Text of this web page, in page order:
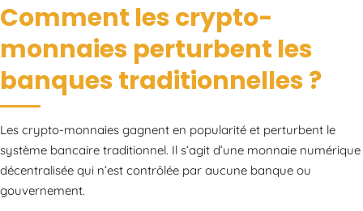
Comment les crypto-
monnaies perturbent les
banques traditionnelles ?
Les crypto-monnaies gagnent en popularité et perturbent le
système bancaire traditionnel. Il s’agit d’une monnaie numérique
décentralisée qui n’est contrôlée par aucune banque ou
gouvernement.